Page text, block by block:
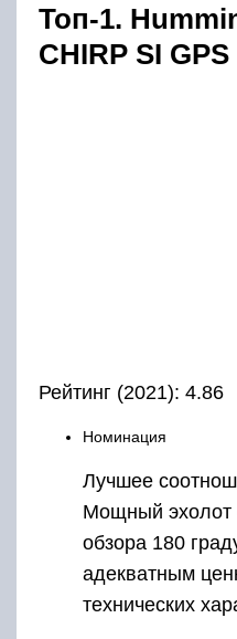
Топ-1.
CHIRP SI GPS
Рейтинг (2021): 4.86
Номинация
Лучшее
Мощный эхолот
обзора 180
адекватным
технических